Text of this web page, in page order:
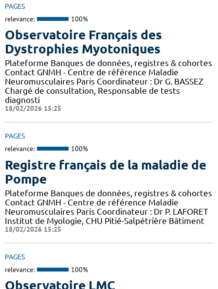
PAGES
relevance: 100%
Observatoire Français des
Dystrophies Myotoniques
Plateforme Banques de données, registres & cohortes
Contact GNMH - Centre de référence Maladie
Neuromusculaires Paris Coordinateur : Dr G. BASSEZ
Chargé de consultation, Responsable de tests
diagnosti
18/02/2026 15:25
PAGES
relevance: 100%
Registre français de la maladie de
Pompe
Plateforme Banques de données, registres & cohortes
Contact GNMH - Centre de référence Maladie
Neuromusculaires Paris Coordinateur : Dr P. LAFORET
Institut de Myologie, CHU Pitié-Salpétrière Bâtiment
18/02/2026 15:25
PAGES
relevance: 100%
Observatoire LMC